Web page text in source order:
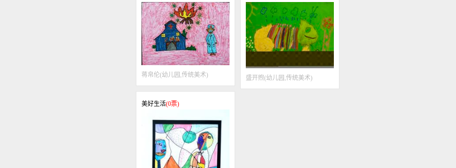
蒋帛伦(幼儿园 传统美术)
美好生活(0票)
盛开煦(幼儿园 传统美术)